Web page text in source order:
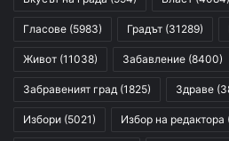
Гласове (5983) Градът (31289)
Живот (11038) Забавление (8400)
Забравеният град (1825) Здраве
Избори (5021) Избор на редактора